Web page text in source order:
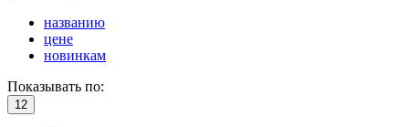
названию
цене
новинкам
Показывать по:
12